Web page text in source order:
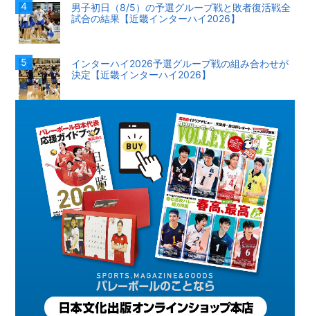
男子初日（8/5）の予選グループ戦と敗者復活戦全
試合の結果【近畿インターハイ2026】
インターハイ2026予選グループ戦の組み合わせが
決定【近畿インターハイ2026】